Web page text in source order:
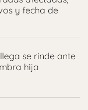
y fecha de
se rinde ante
hija